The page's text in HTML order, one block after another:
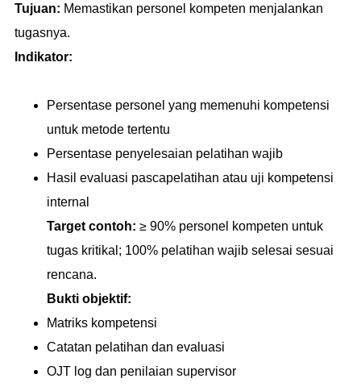
Tujuan: Memastikan personel kompeten menjalankan
tugasnya.
Indikator:
Persentase personel yang memenuhi kompetensi
untuk metode tertentu
Persentase penyelesaian pelatihan wajib
Hasil evaluasi pascapelatihan atau uji kompetensi
internal
Target contoh: ≥ 90% personel kompeten untuk
tugas kritikal; 100% pelatihan wajib selesai sesuai
rencana.
Bukti objektif:
Matriks kompetensi
Catatan pelatihan dan evaluasi
OJT log dan penilaian supervisor